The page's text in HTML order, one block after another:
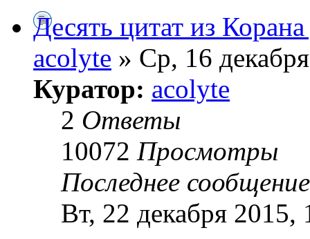
Десять цитат из
acolyte » Ср, 16
Куратор: acolyte
2 Ответы
10072 Просмотры
Последнее
Вт, 22 декабря 2015,